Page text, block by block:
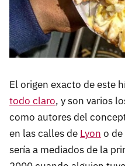
El origen exacto de este
todo claro, y son varios
como autores del
en las calles de Lyon o de
sería a mediados de la